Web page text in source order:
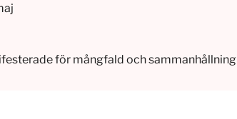
för mångfald och sammanhållning